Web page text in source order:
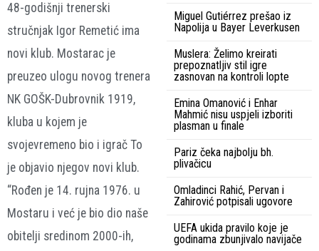
48-godišnji trenerski
stručnjak Igor Remetić ima
novi klub. Mostarac je
preuzeo ulogu novog trenera
NK GOŠK-Dubrovnik 1919,
kluba u kojem je
svojevremeno bio i igrač To
je objavio njegov novi klub.
“Rođen je 14. rujna 1976. u
Mostaru i već je bio dio naše
obitelji sredinom 2000-ih,
Miguel Gutiérrez prešao iz
Napolija u Bayer Leverkusen
Muslera: Želimo kreirati
prepoznatljiv stil igre
zasnovan na kontroli lopte
Emina Omanović i Enhar
Mahmić nisu uspjeli izboriti
plasman u finale
Pariz čeka najbolju bh.
plivačicu
Omladinci Rahić, Pervan i
Zahirović potpisali ugovore
UEFA ukida pravilo koje je
godinama zbunjivalo navijače